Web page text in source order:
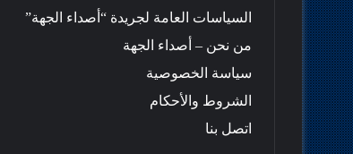
السياسات العامة لجريدة “أصداء الجهة”
من نحن – أصداء الجهة
سياسة الخصوصية
الشروط والأحكام
اتصل بنا